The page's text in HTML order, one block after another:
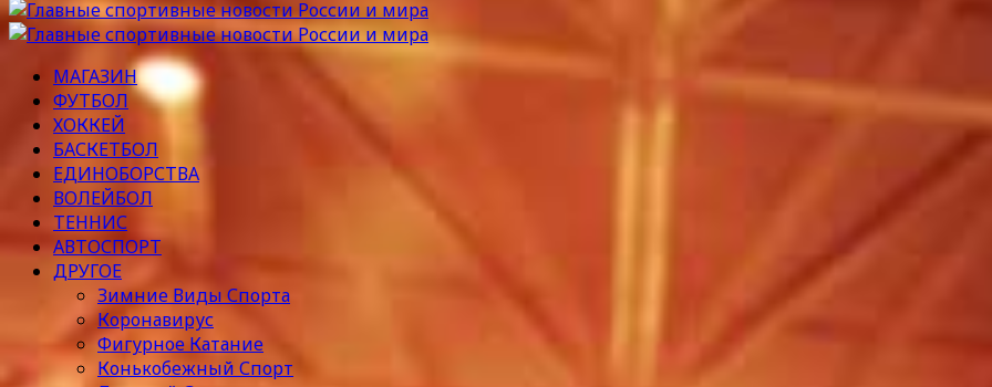
МАГАЗИН
ФУТБОЛ
ХОККЕЙ
БАСКЕТБОЛ
ЕДИНОБОРСТВА
ВОЛЕЙБОЛ
ТЕННИС
АВТОСПОРТ
ДРУГОЕ
Зимние Виды Спорта
Коронавирус
Фигурное Катание
Конькобежный Спорт